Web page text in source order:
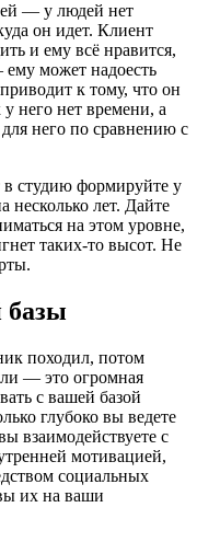
— у людей нет
он идет. Клиент
и ему всё нравится,
может надоесть
к тому, что он
него нет времени, а
него по сравнению с
в студию формируйте у
несколько лет. Дайте
на этом уровне,
таких-то высот. Не
базы
походил, потом
— это огромная
с вашей базой
глубоко вы ведете
взаимодействуете с
мотивацией,
социальных
их на ваши